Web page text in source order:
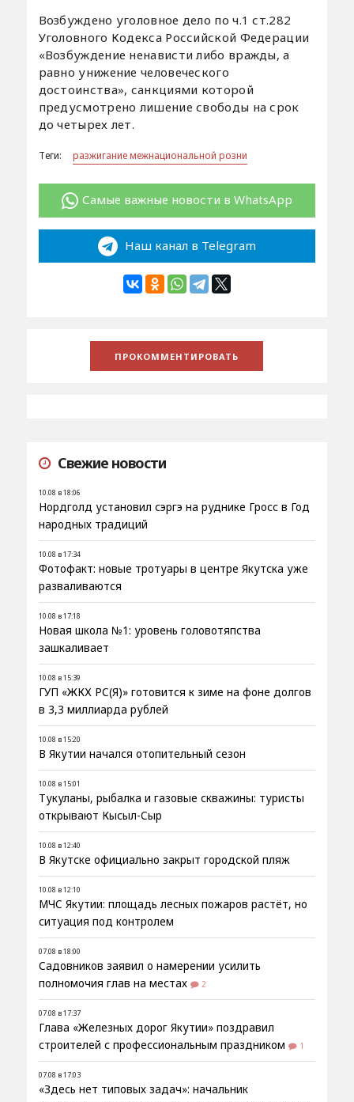
Возбуждено уголовное дело по ч.1 ст.282
Уголовного Кодекса Российской Федерации
«Возбуждение ненависти либо вражды, а
равно унижение человеческого
достоинства», санкциями которой
предусмотрено лишение свободы на срок
до четырех лет.
Теги: разжигание межнациональной розни
Самые важные новости в WhatsApp
Наш канал в Telegram
Свежие новости
10.08 в 18:06
Нордголд установил сэргэ на руднике Гросс в Год
народных традиций
10.08 в 17:34
Фотофакт: новые тротуары в центре Якутска уже
разваливаются
10.08 в 17:18
Новая школа №1: уровень головотяпства
зашкаливает
10.08 в 15:39
ГУП «ЖКХ РС(Я)» готовится к зиме на фоне долгов
в 3,3 миллиарда рублей
10.08 в 15:20
В Якутии начался отопительный сезон
10.08 в 15:01
Тукуланы, рыбалка и газовые скважины: туристы
открывают Кысыл-Сыр
10.08 в 12:40
В Якутске официально закрыт городской пляж
10.08 в 12:10
МЧС Якутии: площадь лесных пожаров растёт, но
ситуация под контролем
07.08 в 18:00
Садовников заявил о намерении усилить
полномочия глав на местах
2
07.08 в 17:37
Глава «Железных дорог Якутии» поздравил
строителей с профессиональным праздником
1
07.08 в 17:03
«Здесь нет типовых задач»: начальник